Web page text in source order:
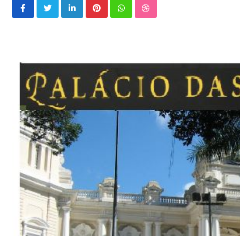
LinkedInPinterestWhatsappStumbleUpon